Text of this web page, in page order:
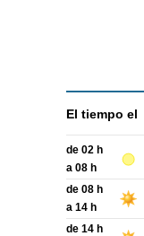
El tiempo el
de 02 h
a 08 h
de 08 h
a 14 h
de 14 h